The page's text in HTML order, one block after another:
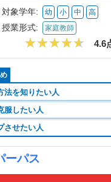
対象学年: 幼 小 中 高
授業形式: 家庭教師
4.6
法を知りたい人
服したい人
させたい人
ーパス